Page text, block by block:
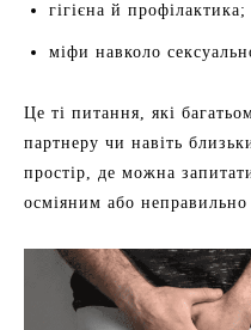
гігієна й профілактика;
міфи навколо
Це ті питання, які
партнеру чи навіть
простір, де можна
осміяним або